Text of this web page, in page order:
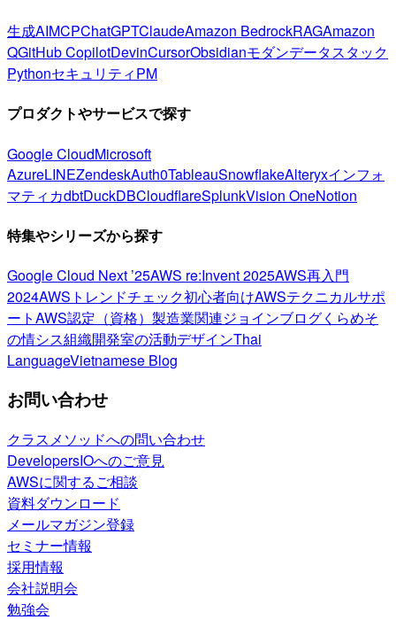
生成AIMCPChatGPTClaudeAmazon BedrockRAGAmazon
QGitHub CopilotDevinCursorObsidianモダンデータスタック
PythonセキュリティPM
プロダクトやサービスで探す
Google CloudMicrosoft
AzureLINEZendeskAuth0TableauSnowflakeAlteryxインフォ
マティカdbtDuckDBCloudflareSplunkVision OneNotion
特集やシリーズから探す
Google Cloud Next ’25AWS re:Invent 2025AWS再入門
2024AWSトレンドチェック初心者向けAWSテクニカルサポ
ートAWS認定（資格） 製造業関連ジョインブログくらめそ
の情シス組織開発室の活動デザインThai
LanguageVietnamese Blog
お問い合わせ
クラスメソッドへの問い合わせ
DevelopersIOへのご意見
AWSに関するご相談
資料ダウンロード
メールマガジン登録
セミナー情報
採用情報
会社説明会
勉強会